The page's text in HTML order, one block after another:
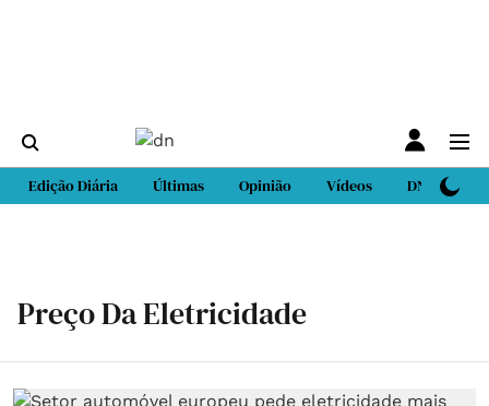
Edição Diária Últimas Opinião Vídeos DN Sport
Preço Da Eletricidade